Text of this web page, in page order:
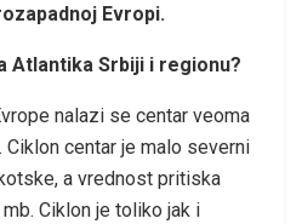
Evropi.
Atlantika Srbiji i regionu?
nalazi se centar veoma
centar je malo severni
a vrednost pritiska
Ciklon je toliko jak i